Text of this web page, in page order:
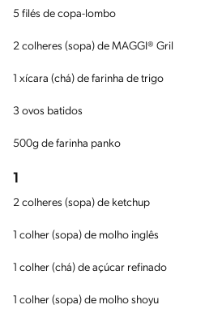
5 filés de copa-lombo
2 colheres (sopa) de MAGGI® Gril
1 xícara (chá) de farinha de trigo
3 ovos batidos
500g de farinha panko
1
2 colheres (sopa) de ketchup
1 colher (sopa) de molho inglês
1 colher (chá) de açúcar refinado
1 colher (sopa) de molho shoyu